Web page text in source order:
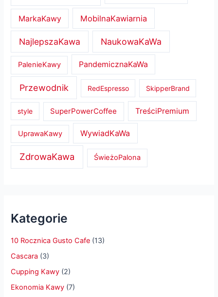
MarkaKawy MobilnaKawiarnia
NajlepszaKawa NaukowaKaWa
PalenieKawy PandemicznaKaWa
Przewodnik RedEspresso SkipperBrand
style SuperPowerCoffee TreściPremium
UprawaKawy WywiadKaWa
ZdrowaKawa ŚwieżoPalona
Kategorie
10 Rocznica Gusto Cafe (13)
Cascara (3)
Cupping Kawy (2)
Ekonomia Kawy (7)